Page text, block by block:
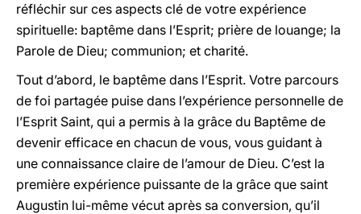
réfléchir sur ces aspects clé de votre expérience
spirituelle: baptême dans l’Esprit; prière de louange; la
Parole de Dieu; communion; et charité.
Tout d’abord, le baptême dans l’Esprit. Votre parcours
de foi partagée puise dans l’expérience personnelle de
l’Esprit Saint, qui a permis à la grâce du Baptême de
devenir efficace en chacun de vous, vous guidant à
une connaissance claire de l’amour de Dieu. C’est la
première expérience puissante de la grâce que saint
Augustin lui-même vécut après sa conversion, qu’il